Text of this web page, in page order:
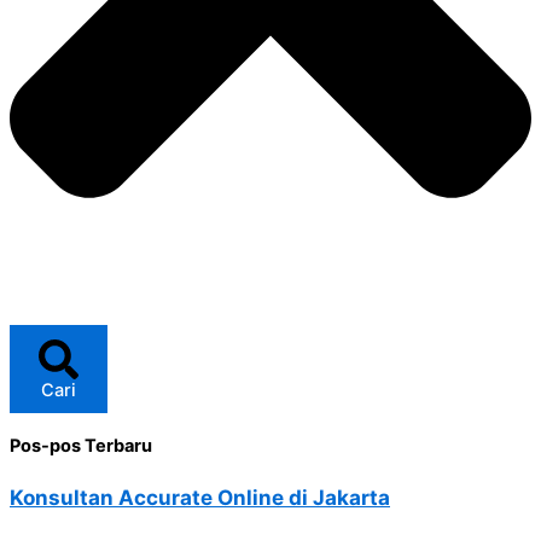
Cari
Pos-pos Terbaru
Konsultan Accurate Online di Jakarta